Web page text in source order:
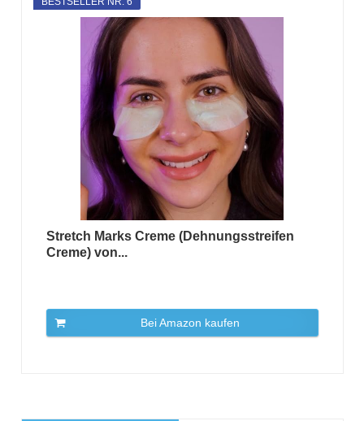
Stretch Marks Creme (Dehnungsstreifen
Creme) von...
Bei Amazon kaufen